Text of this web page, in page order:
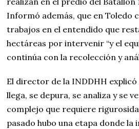
Informó además, que en Toledo
trabajos en el entendido que
hectáreas por intervenir “y el
continúa con la recolección y
El director de la INDDHH
llega, se depura, se analiza y se
complejo que requiere
pasado hubo una etapa donde